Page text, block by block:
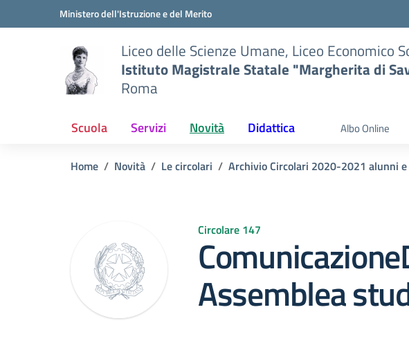
Vai ai contenuti
Vai al menu di navigazioneMinistero dell'Istruzione e del Merito
Liceo delle Scienze Umane, Liceo Economico
Istituto Magistrale Statale "Margherita di
Roma
Scuola Servizi Novità Didattica Albo Online
Home Novità Le circolari Archivio Circolari 2020-2021 alunni
Circolare 147
Assemblea